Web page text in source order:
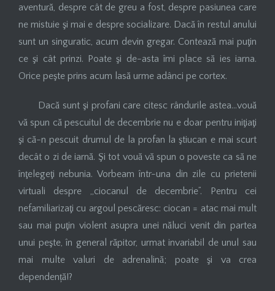
aventură, despre cât de greu a fost, despre pasiunea care
ne mistuie şi mai e despre socializare. Dacă în restul anului
sunt un singuratic, acum devin gregar. Contează mai puţin
ce şi cât prinzi. Poate şi de-asta îmi place să ies iarna.
Orice peşte prins acum lasă urme adânci pe cortex.
Dacă sunt şi profani care citesc rândurile astea…vouă
vă spun că pescuitul de decembrie nu e doar pentru iniţiaţi
şi că-n pescuit drumul de la profan la ştiucan e mai scurt
decât o zi de iarnă. Şi tot vouă vă spun o poveste ca să ne
înţelegeţi nebunia. Vorbeam într-una din zile cu prietenii
virtuali despre ,,ciocanul de decembrie”. Pentru cei
nefamiliarizaţi cu argoul pescăresc: ciocan = atac mai mult
sau mai puţin violent asupra unei năluci venit din partea
unui peşte, în general răpitor, urmat invariabil de unul sau
mai multe valuri de adrenalină; poate şi va crea
dependență!?